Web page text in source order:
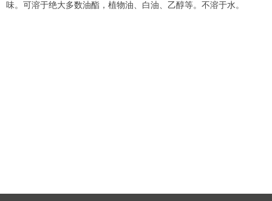
味。可溶于绝大多数油酯，植物油、白油、乙醇等。不溶于水。